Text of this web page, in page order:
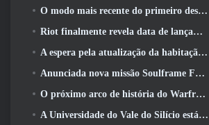
O modo mais recente do primeiro descendente reúne batalhas difíceis de interceptação de vazio e as profundezas
Riot finalmente revela data de lançamento do modo clássico de League Of Legends
A espera pela atualização da habitação dos grandes jogadores do RuneScape acabou
Anunciada nova missão Soulframe Fable
O próximo arco de história do Warframe leva os jogadores a um novo mapa estelar, O Sistema Tau
A Universidade do Vale do Silício está oferecendo bolsas de estudo para jogos e alguns dos requisitos são interessantes